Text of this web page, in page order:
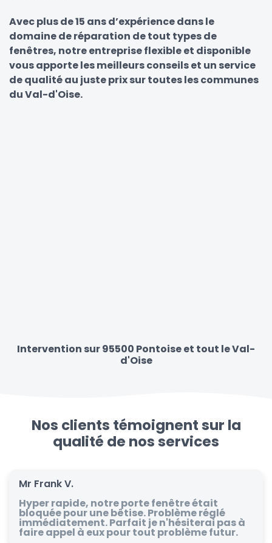
Avec plus de 15 ans d’expérience dans le
domaine de réparation de tout types de
fenêtres, notre entreprise flexible et disponible
vous apporte les meilleurs conseils et un service
de qualité au juste prix sur toutes les communes
du Val-d'Oise.
Intervention sur 95500 Pontoise et tout le Val-
d'Oise
Nos clients témoignent sur la
qualité de nos services
Mr Frank V.
Hyper rapide, notre porte fenêtre était
bloquée pour une bêtise. Problème réglé
immédiatement. Parfait je n'hésiterai pas à
faire appel à eux pour tout problème futur.